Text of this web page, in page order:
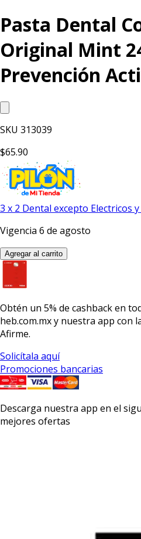
Pasta Dental
Original Mint
Prevención
SKU 313039
$65.90
3 x 2 Dental excepto Electricos
Vigencia 6 de agosto
Agregar al carrito
Obtén un 5% de cashbacken
heb.com.mx y nuestra app con
Afirme.
Solicítala aquí
Promociones bancarias
Descarga nuestra app en el
mejores ofertas